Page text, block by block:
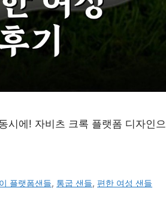
시에! 자비츠 크록 플랫폼 디자인으
플랫폼샌들, 통굽 샌들, 편한 여성 샌들